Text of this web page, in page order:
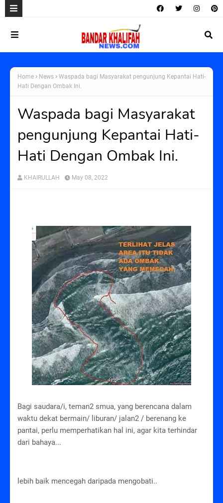
Home News
Waspada bagi Masyarakat pengunjung Kepantai Hati-
Hati Dengan Ombak Ini.
Waspada bagi Masyarakat
pengunjung Kepantai Hati-
Hati Dengan Ombak Ini.
KHAIRULLAH May 08, 2022
Bagi saudara/i, teman2 smua, yang berencana dalam
waktu dekat bermain/ liburan/ jalan2 / berenang ke
pantai, perlu memperhatikan hal ini, agar kita terhindar
dari bahaya...
lebih baik mencegah daripada mengobati..